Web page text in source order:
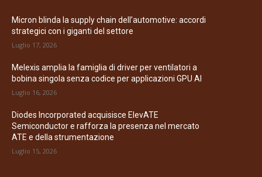
Micron blinda la supply chain dell’automotive: accordi
strategici con i giganti del settore
Luglio 17, 2026
Melexis amplia la famiglia di driver per ventilatori a
bobina singola senza codice per applicazioni GPU AI
Luglio 16, 2026
Diodes Incorporated acquisisce ElevATE
Semiconductor e rafforza la presenza nel mercato
ATE e della strumentazione
Luglio 15, 2026